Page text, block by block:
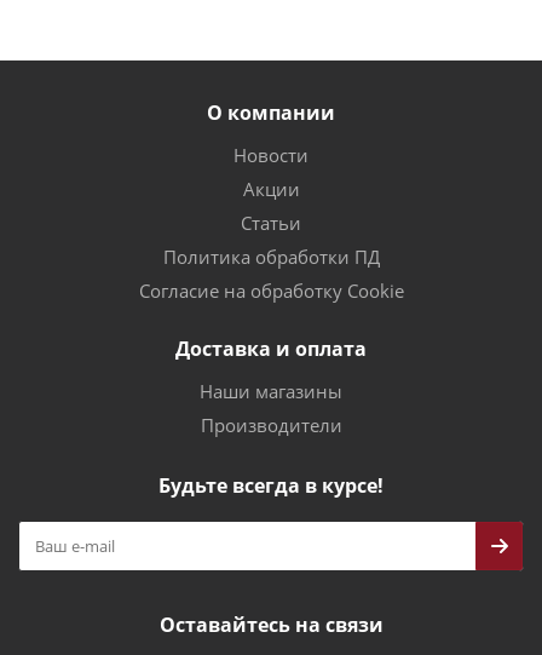
О компании
Новости
Акции
Статьи
Политика обработки ПД
Согласие на обработку Cookie
Доставка и оплата
Наши магазины
Производители
Будьте всегда в курсе!
Оставайтесь на связи